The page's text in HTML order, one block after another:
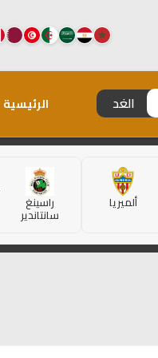
الغد الرئيسية
ألميريا راسينغ
سانتاندير